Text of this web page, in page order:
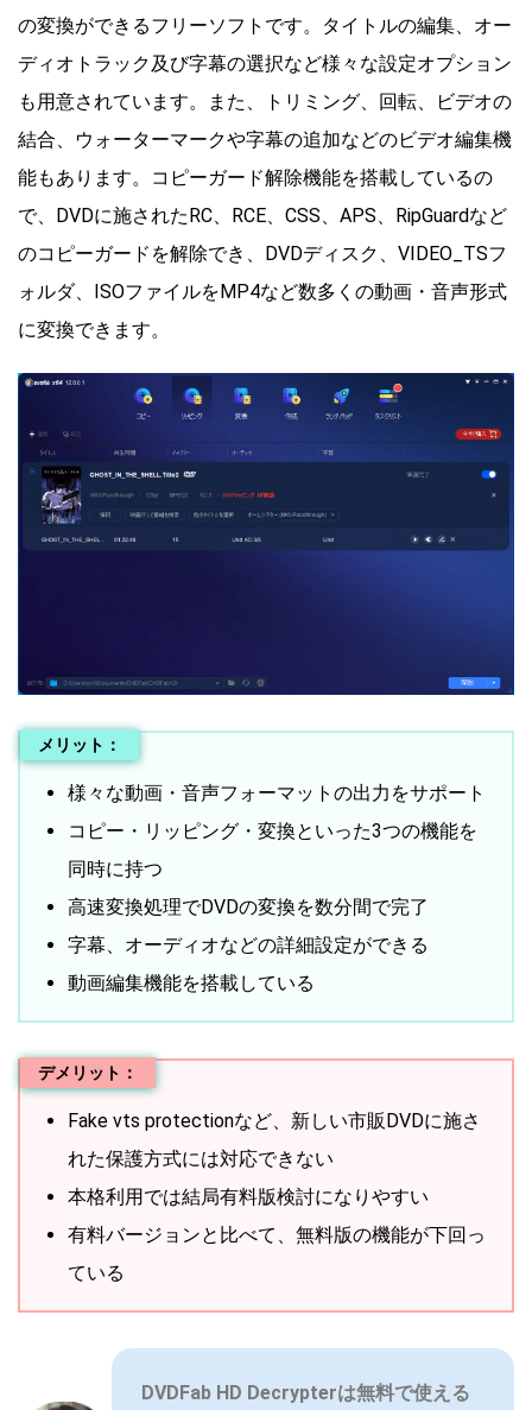
の変換ができるフリーソフトです。タイトルの編集、オー
ディオトラック及び字幕の選択など様々な設定オプション
も用意されています。また、トリミング、回転、ビデオの
結合、ウォーターマークや字幕の追加などのビデオ編集機
能もあります。コピーガード解除機能を搭載しているの
で、DVDに施されたRC、RCE、CSS、APS、RipGuardなど
のコピーガードを解除でき、DVDディスク、VIDEO_TSフ
ォルダ、ISOファイルをMP4など数多くの動画・音声形式
に変換できます。
メリット：
様々な動画・音声フォーマットの出力をサポート
コピー・リッピング・変換といった3つの機能を
同時に持つ
高速変換処理でDVDの変換を数分間で完了
字幕、オーディオなどの詳細設定ができる
動画編集機能を搭載している
デメリット：
Fake vts protectionなど、新しい市販DVDに施さ
れた保護方式には対応できない
本格利用では結局有料版検討になりやすい
有料バージョンと比べて、無料版の機能が下回っ
ている
DVDFab HD Decrypterは無料で使える